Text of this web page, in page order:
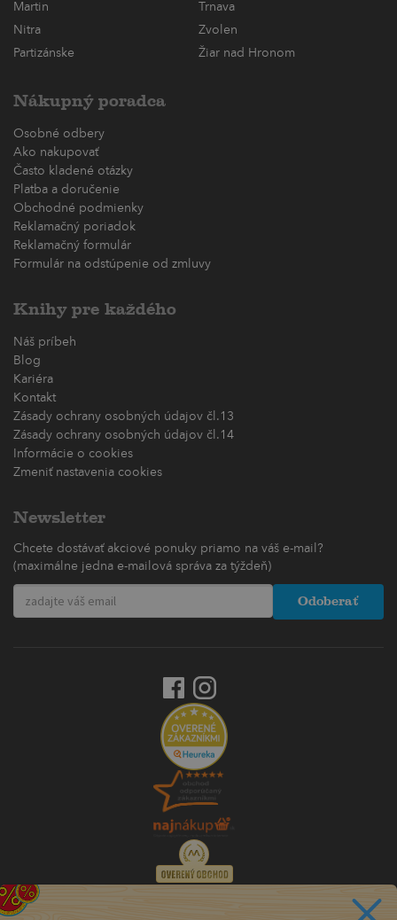
Martin
Trnava
Nitra
Zvolen
Partizánske
Žiar nad Hronom
Nákupný poradca
Osobné odbery
Ako nakupovať
Často kladené otázky
Platba a doručenie
Obchodné podmienky
Reklamačný poriadok
Reklamačný formulár
Formulár na odstúpenie od zmluvy
Knihy pre každého
Náš príbeh
Blog
Kariéra
Kontakt
Zásady ochrany osobných údajov čl.13
Zásady ochrany osobných údajov čl.14
Informácie o cookies
Zmeniť nastavenia cookies
Newsletter
Chcete dostávať akciové ponuky priamo na váš e-mail?
(maximálne jedna e-mailová správa za týždeň)
Odoberať